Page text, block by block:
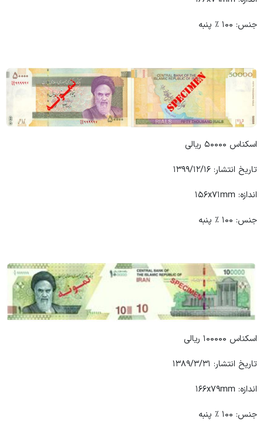
جنس: ۱۰۰ ٪ پنبه
اسکناس ۵۰۰۰۰ ریالی
تاریخ انتشار: ۱۳۹۹/۱۲/۱۶
اندازه: ۱۵۶x۷۱mm
جنس: ۱۰۰ ٪ پنبه
اسکناس ۱۰۰۰۰۰ ریالی
تاریخ انتشار: ۱۳۸۹/۳/۳۱
اندازه: ۱۶۶x۷۹mm
جنس: ۱۰۰ ٪ پنبه